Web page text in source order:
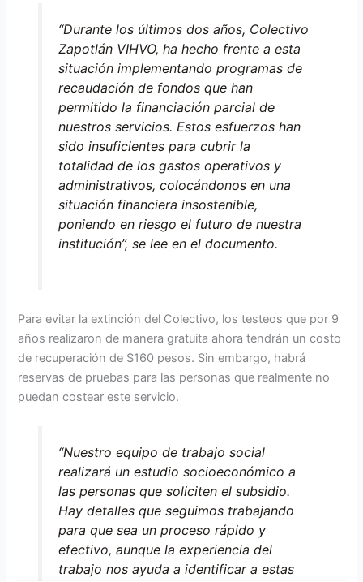
“Durante los últimos dos años, Colectivo
Zapotlán VIHVO, ha hecho frente a esta
situación implementando programas de
recaudación de fondos que han
permitido la financiación parcial de
nuestros servicios. Estos esfuerzos han
sido insuficientes para cubrir la
totalidad de los gastos operativos y
administrativos, colocándonos en una
situación financiera insostenible,
poniendo en riesgo el futuro de nuestra
institución”, se lee en el documento.
Para evitar la extinción del Colectivo, los testeos que por 9
años realizaron de manera gratuita ahora tendrán un costo
de recuperación de $160 pesos. Sin embargo, habrá
reservas de pruebas para las personas que realmente no
puedan costear este servicio.
“Nuestro equipo de trabajo social
realizará un estudio socioeconómico a
las personas que soliciten el subsidio.
Hay detalles que seguimos trabajando
para que sea un proceso rápido y
efectivo, aunque la experiencia del
trabajo nos ayuda a identificar a estas